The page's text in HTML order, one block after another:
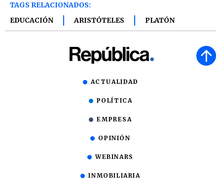
TAGS RELACIONADOS:
EDUCACIÓN
ARISTÓTELES PLATÓN
ACTUALIDAD
POLÍTICA
EMPRESA
OPINIÓN
WEBINARS
INMOBILIARIA